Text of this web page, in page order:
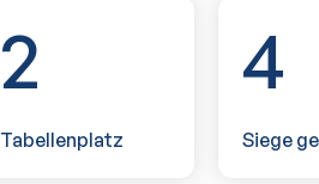
2
Tabellenplatz
4
Siege